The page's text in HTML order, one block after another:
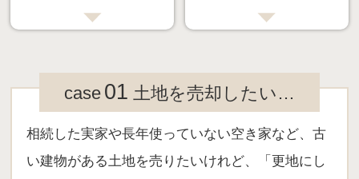
case 01 土地を売却したい…
相続した実家や長年使っていない空き家など、古
い建物がある土地を売りたいけれど、「更地にし